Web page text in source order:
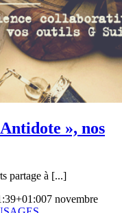
», nos
partage à [...]
7 novembre